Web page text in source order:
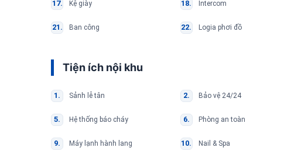
Kệ giày Intercom
Ban công Logia phơi đồ
Tiện ích nội khu
Sảnh lễ tân Bảo vệ 24/24
Hệ thống báo cháy Phòng an toàn
Máy lạnh hành lang Nail & Spa